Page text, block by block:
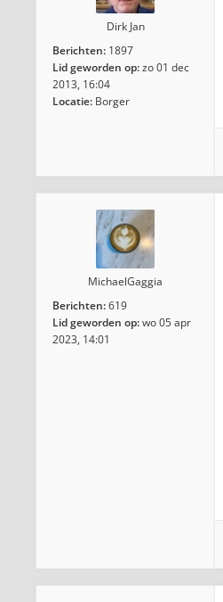
Dirk Jan
Berichten: 1897
Lid geworden op:zo 01 dec
2013, 16:04
Locatie: Borger
MichaelGaggia
Berichten:619
Lid geworden op:wo 05 apr
2023, 14:01